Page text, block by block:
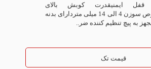
قفل ایمنیقدرت کوبش بالای
منگنهمخصوص سوزن 4 الی 14 میلی متردارای بدنه
به پیچ تنظیم کننده ضر..
قیمت تک